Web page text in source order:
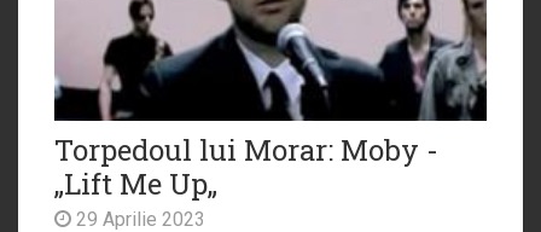
Torpedoul lui Morar: Moby -
„Lift Me Up„
29 Aprilie 2023